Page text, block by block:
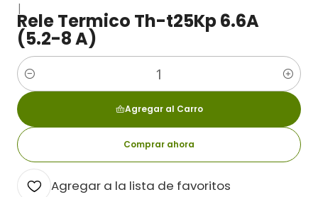
|
Rele Termico Th-t25Kp 6.6A
(5.2-8 A)
Cantidad
Agregar al Carro
Comprar ahora
Agregar a la lista de favoritos